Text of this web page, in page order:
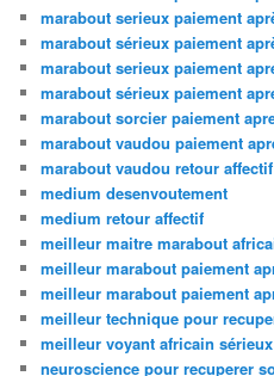
marabout serieux paiement
marabout sérieux paiement
marabout serieux paiement
marabout sérieux paiement
marabout sorcier paiement
marabout vaudou paiement
marabout vaudou retour affectif
medium desenvoutement
medium retour affectif
meilleur maitre marabout
meilleur marabout paiement
meilleur marabout paiement
meilleur technique pour
meilleur voyant africain
neuroscience pour recuperer